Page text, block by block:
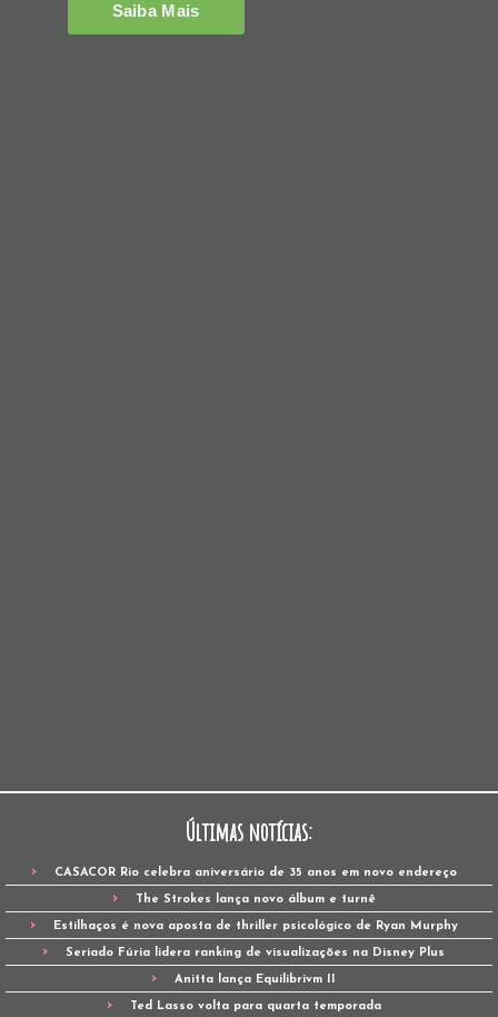
Últimas notícias:
CASACOR Rio celebra aniversário de 35 anos em novo endereço
The Strokes lança novo álbum e turnê
Estilhaços é nova aposta de thriller psicológico de Ryan Murphy
Seriado Fúria lidera ranking de visualizações na Disney Plus
Anitta lança Equilibrivm II
Ted Lasso volta para quarta temporada